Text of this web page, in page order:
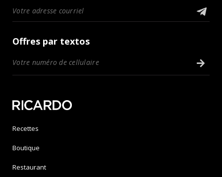
Offres par textos
Recettes
Boutique
Restaurant